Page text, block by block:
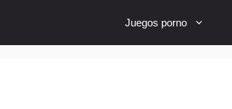
Juegos porno